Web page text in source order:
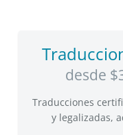
desde
Traducciones
y legalizadas,